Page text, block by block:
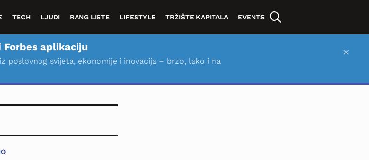
TECH LJUDI RANG LISTE LIFESTYLE TRŽIŠTE KAPITALA EVENTS
Forbes aplikaciju
poslovnog svijeta, ekonomije i inovacija – brzo, lako i na
×